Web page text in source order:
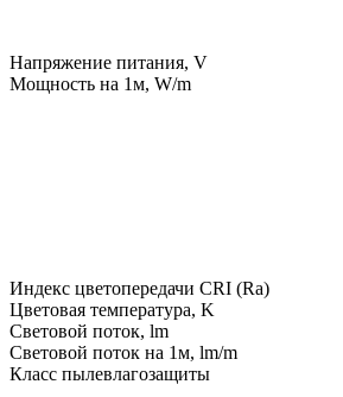
Напряжение питания, V
Мощность на 1м, W/m
Индекс цветопередачи CRI (Ra)
Цветовая температура, K
Световой поток, lm
Световой поток на 1м, lm/m
Класс пылевлагозащиты